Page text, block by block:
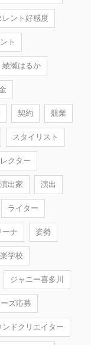
レント好感度
ト
綾瀬はるか
契約 競業
スタイリスト
クター
演出家 演出
ライター
ーナ 姿勢
学校
ジャニー喜多川
ズ応募
ンドクリエイター